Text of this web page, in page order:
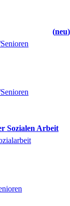
neu
Sozialen Arbeit